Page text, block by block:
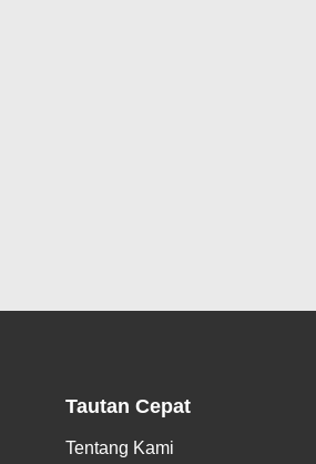
Tautan Cepat
Tentang Kami